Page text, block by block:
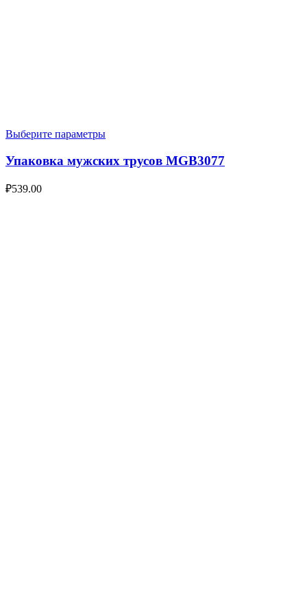
Выберите параметры
Упаковка мужских трусов MGB3077
₽539.00